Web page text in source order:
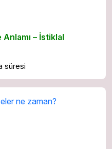
Anlamı – İstiklal
süresi